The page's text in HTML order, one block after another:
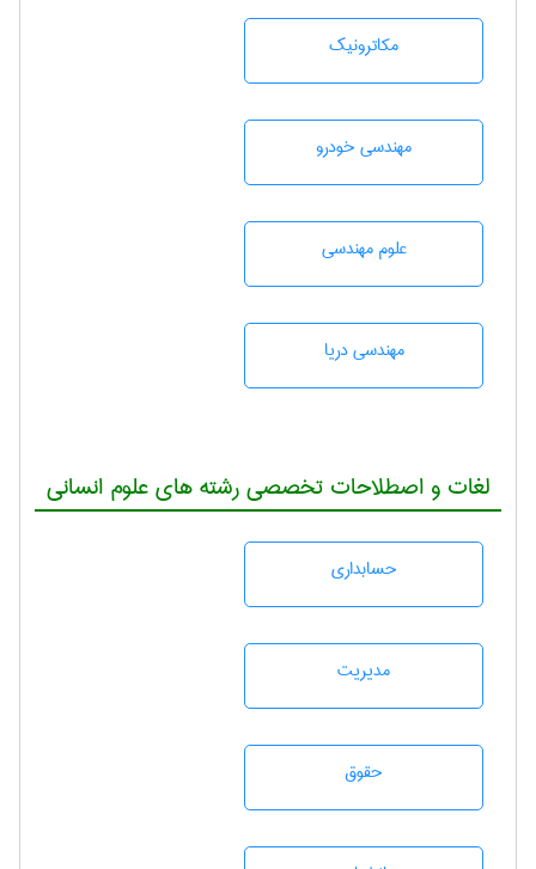
مکاترونیک
مهندسی خودرو
علوم مهندسی
مهندسی دریا
لغات و اصطلاحات تخصصی رشته های علوم انسانی
حسابداری
مديريت
حقوق